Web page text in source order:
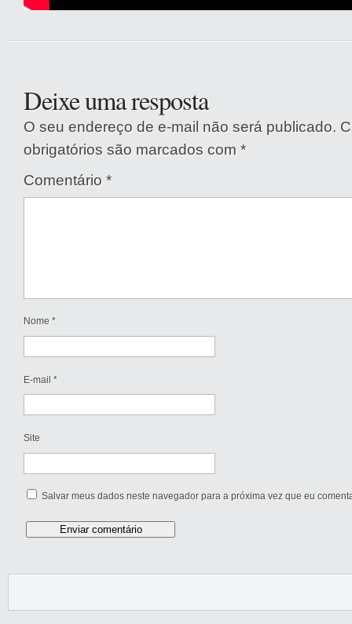
Deixe uma resposta
O seu endereço de e-mail não será publicado.
obrigatórios são marcados com *
Comentário *
Nome *
E-mail *
Site
Salvar meus dados neste navegador para a próxima vez que eu